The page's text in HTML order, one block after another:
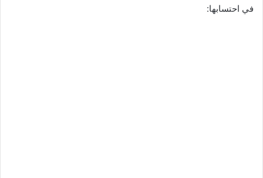
في احتسابها: